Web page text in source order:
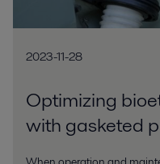
2023-11-28
Optimizing
with gasketed